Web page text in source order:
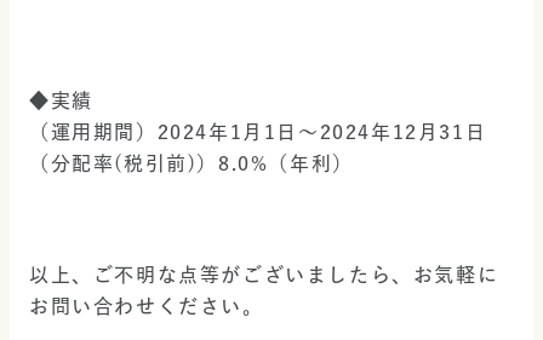
◆実績
（運用期間）2024年1月1日～2024年12月31日
（分配率(税引前)）8.0%（年利）
以上、ご不明な点等がございましたら、お気軽に
お問い合わせください。